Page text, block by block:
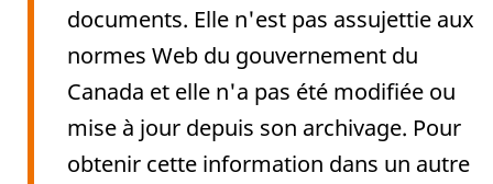
documents. Elle n'est pas assujettie aux
normes Web du gouvernement du
Canada et elle n'a pas été modifiée ou
mise à jour depuis son archivage. Pour
obtenir cette information dans un autre